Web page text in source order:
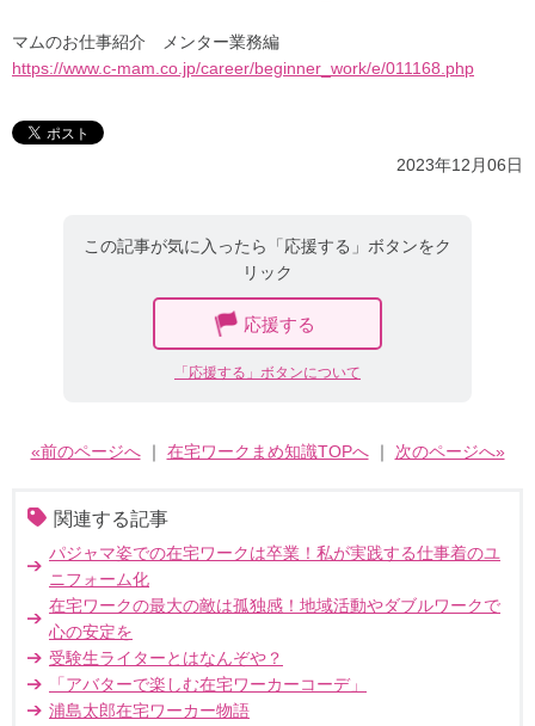
マムのお仕事紹介 メンター業務編
https://www.c-mam.co.jp/career/beginner_work/e/011168.php
2023年12月06日
この記事が気に入ったら「応援する」ボタンをク
リック
応援する
「応援する」ボタンについて
«前のページへ｜ 在宅ワークまめ知識TOPへ｜ 次のページへ»
関連する記事
パジャマ姿での在宅ワークは卒業！私が実践する仕事着のユ
ニフォーム化
在宅ワークの最大の敵は孤独感！地域活動やダブルワークで
心の安定を
受験生ライターとはなんぞや？
「アバターで楽しむ在宅ワーカーコーデ」
浦島太郎在宅ワーカー物語